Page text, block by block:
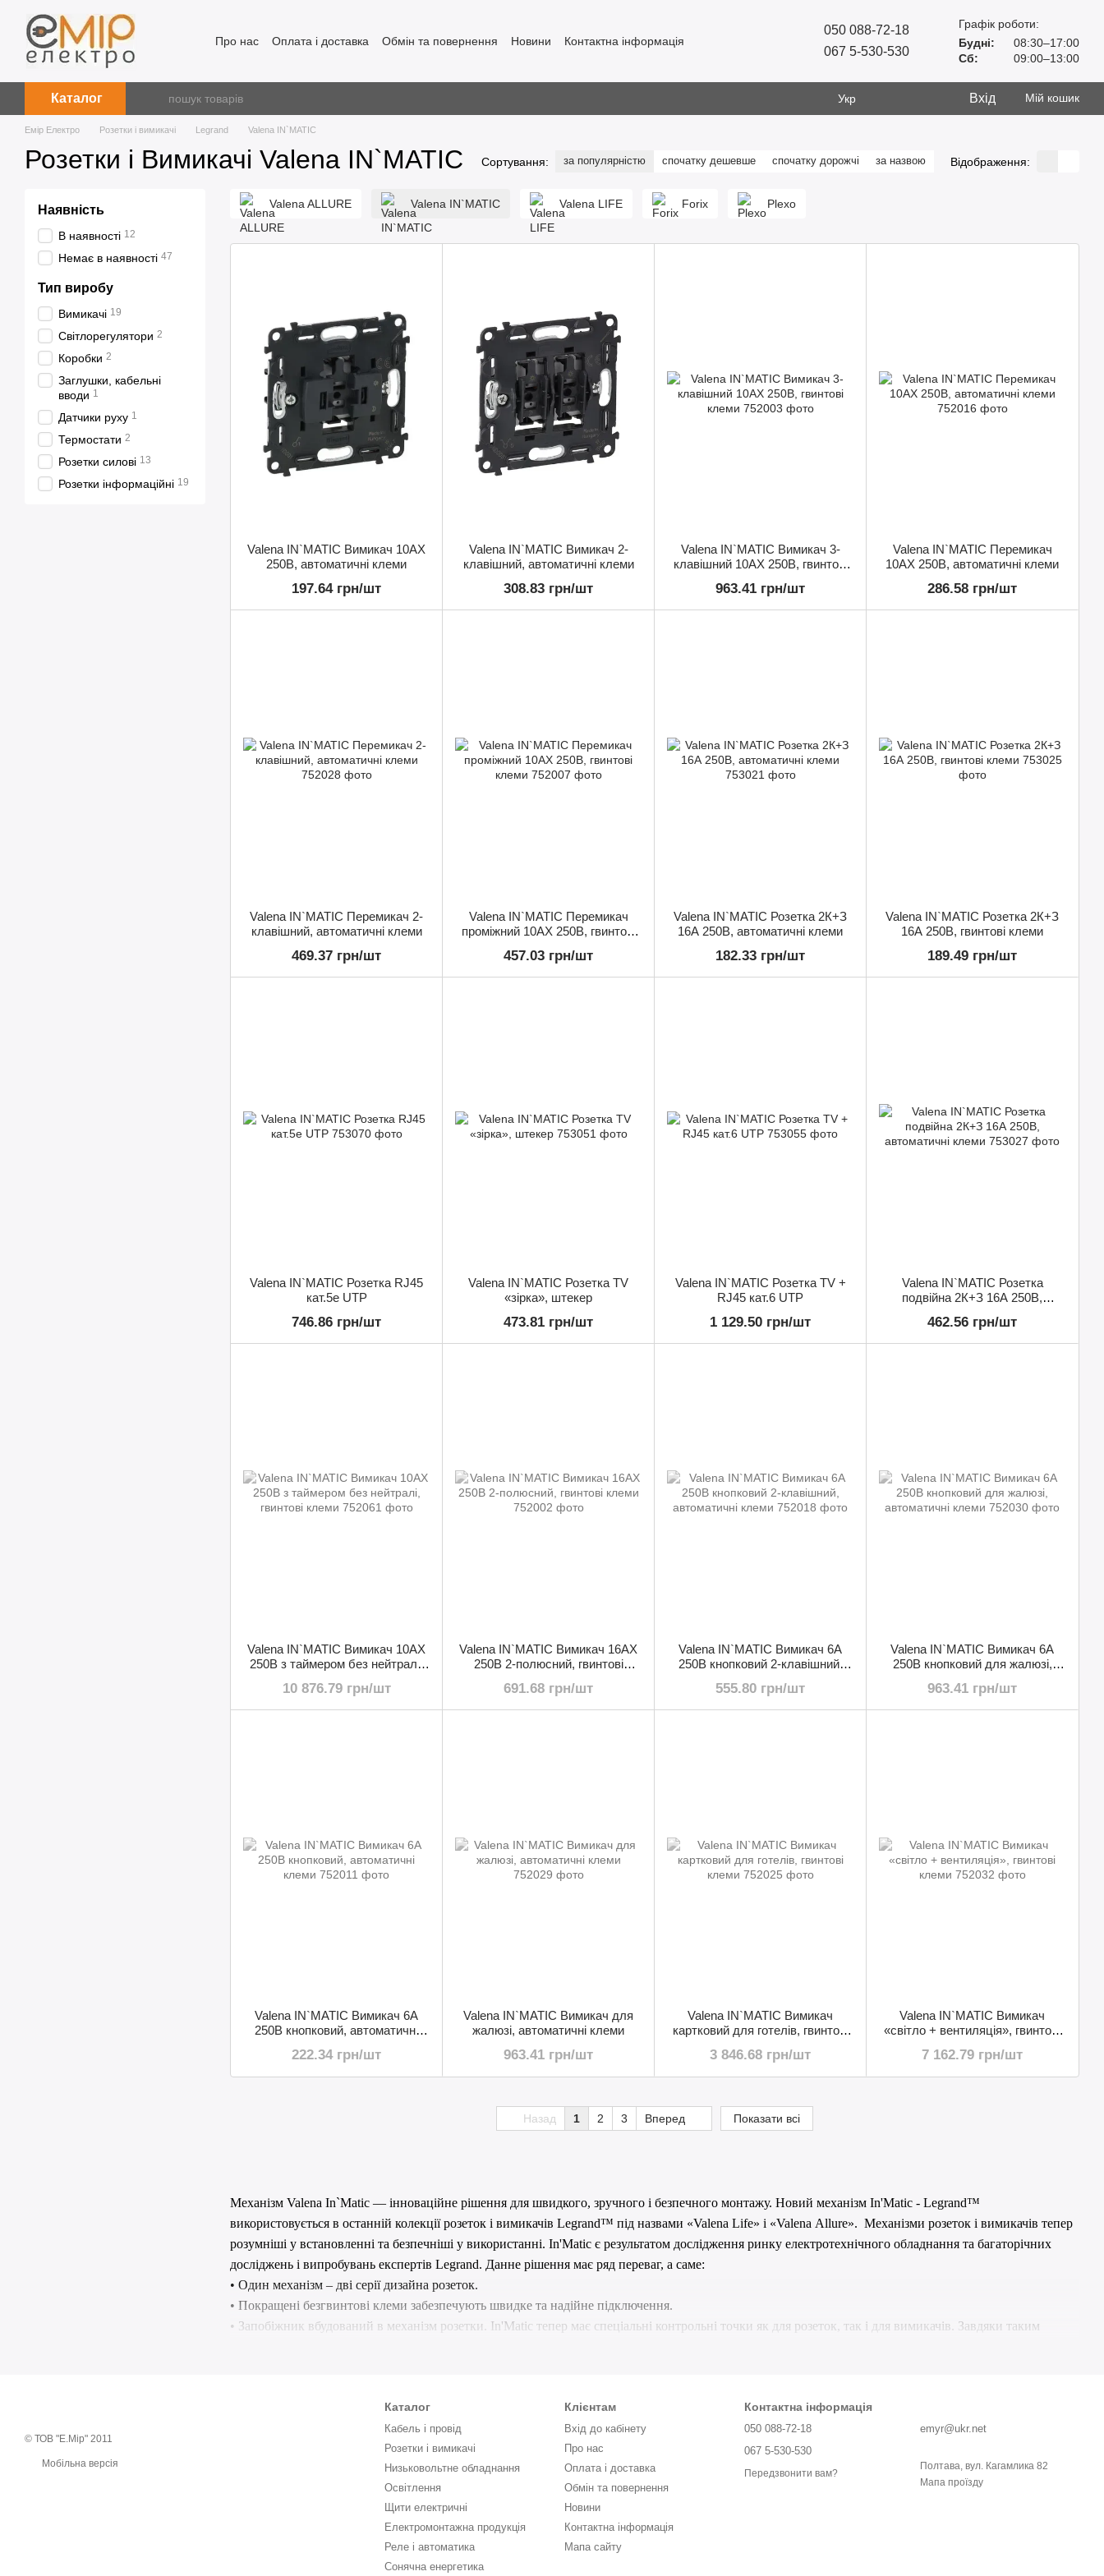
Перейти до основного контенту
Про нас Оплата і доставка Обмін та повернення Новини Контактна інформація
050 088-72-18
067 5-530-530
Графік роботи:
Будні:
08:30–17:00
Сб:
09:00–13:00
Каталог Укр Вхід Мій кошик
Емір Електро Розетки і вимикачі Legrand Valena IN`MATIC
Розетки і Вимикачі Valena IN`MATIC Сортування: за популярністю спочатку дешевше спочатку дорожчі за назвою Відображення:
Valena ALLURE Valena IN`MATIC Valena LIFE Forix Plexo
Механізм Valena In`Matic — інноваційне рішення для швидкого, зручного і безпечного монтажу. Новий механізм In'Matic - Legrand™
використовується в останній колекціїрозеток і вимикачів Legrand™ під назвами «Valena Life» і «Valena Allure». Механізми розеток і вимикачів тепер
розумніші у встановленні та безпечніші у використанні. In'Matic є результатом дослідження ринку електротехнічного обладнання та багаторічних
досліджень і випробувань експертів Legrand. Данне рішення має ряд переваг, а саме:
• Один механізм – дві серії дизайна розеток.
• Покращені безгвинтові клеми забезпечують швидке та надійне підключення.
• Запобіжник вбудований в механізм розетки.
In'Matic тепер має спеціальні контрольні точки як для розеток, так і для вимикачів. Завдяки таким
багатостоечних набірних блоків легко фіксувати горизонтальні і вертикальні лінії.
• «Герметична конструкція» – максимальна безпека механізмуIn'Maticзапобігає контакту з струмоведучими частинами як під час монтажу, так і під
час експлуатації всього електрообладнання «
» або «Valena
Ваше підключення тепер швидше та зручніше.
» – Захисна шторка механізму розетки Maticінтегрована в механізм, що підвищує безпеку експлуатації, якщо в сім'ї є діти.
In'Matic зроблений зручним, безпечним та інноваційним, при різному асортименті можливих дизайнерських рішен
Valena IN`MATIC Вимикач 10АХ
250В, автоматичні клеми
197.64 грн/шт
Valena IN`MATIC Вимикач 2-
клавішний, автоматичні клеми
308.83 грн/шт
Valena IN`MATIC Вимикач 3-
клавішний 10АХ 250В, гвинтові
963.41 грн/шт
Valena IN`MATIC Перемикач
10АХ 250В, автоматичні клеми
286.58 грн/шт
Valena IN`MATIC Перемикач 2-
клавішний, автоматичні клеми
469.37 грн/шт
Valena IN`MATIC Перемикач
проміжний 10АХ 250В, гвинтові
457.03 грн/шт
Valena IN`MATIC Розетка 2К+З
16А 250В, автоматичні клеми
182.33 грн/шт
Valena IN`MATIC Розетка 2К+З
16А 250В, гвинтові клеми
189.49 грн/шт
Valena IN`MATIC Розетка RJ45
кат.5е UTP
746.86 грн/шт
Valena IN`MATIC Розетка TV
«зірка», штекер
473.81 грн/шт
Valena IN`MATIC Розетка TV +
RJ45 кат.6 UTP
1 129.50 грн/шт
Valena IN`MATIC Розетка
подвійна 2К+З 16А 250В,
462.56 грн/шт
Valena IN`MATIC Вимикач 10АХ
250В з таймером без нейтралі,
10 876.79 грн/шт
Valena IN`MATIC Вимикач 16АХ
250В 2-полюсний, гвинтові
691.68 грн/шт
Valena IN`MATIC Вимикач 6А
250В кнопковий 2-клавішний,
555.80 грн/шт
Valena IN`MATIC Вимикач 6А
250В кнопковий для жалюзі,
963.41 грн/шт
Valena IN`MATIC Вимикач 6А
250В кнопковий, автоматичні
222.34 грн/шт
Valena IN`MATIC Вимикач для
жалюзі, автоматичні клеми
963.41 грн/шт
Valena IN`MATIC Вимикач
картковий для готелів, гвинтові
3 846.68 грн/шт
Valena IN`MATIC Вимикач
«світло + вентиляція», гвинтові
7 162.79 грн/шт
Назад 1 2 3 Вперед Показати всі
Наявність
В наявності 12
Немає в наявності 47
Тип виробу
Вимикачі 19
Світлорегулятори 2
Коробки 2
Заглушки, кабельні
вводи 1
Датчики руху 1
Термостати 2
Розетки силові 13
Розетки інформаційні 19
© ТОВ "Е.Мір" 2011
Мобільна версія
Каталог
Кабель і провід
Розетки і вимикачі
Низьковольтне обладнання
Освітлення
Щити електричні
Електромонтажна продукція
Реле і автоматика
Сонячна енергетика
Клієнтам
Вхід до кабінету
Про нас
Оплата і доставка
Обмін та повернення
Новини
Контактна інформація
Мапа сайту
Контактна інформація
050 088-72-18
067 5-530-530
Передзвонити вам?
emyr@ukr.net
Полтава, вул. Кагамлика 82
Мапа проїзду